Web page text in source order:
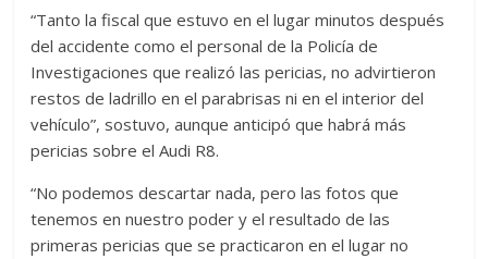
“Tanto la fiscal que estuvo en el lugar minutos después
del accidente como el personal de la Policía de
Investigaciones que realizó las pericias, no advirtieron
restos de ladrillo en el parabrisas ni en el interior del
vehículo”, sostuvo, aunque anticipó que habrá más
pericias sobre el Audi R8.
“No podemos descartar nada, pero las fotos que
tenemos en nuestro poder y el resultado de las
primeras pericias que se practicaron en el lugar no